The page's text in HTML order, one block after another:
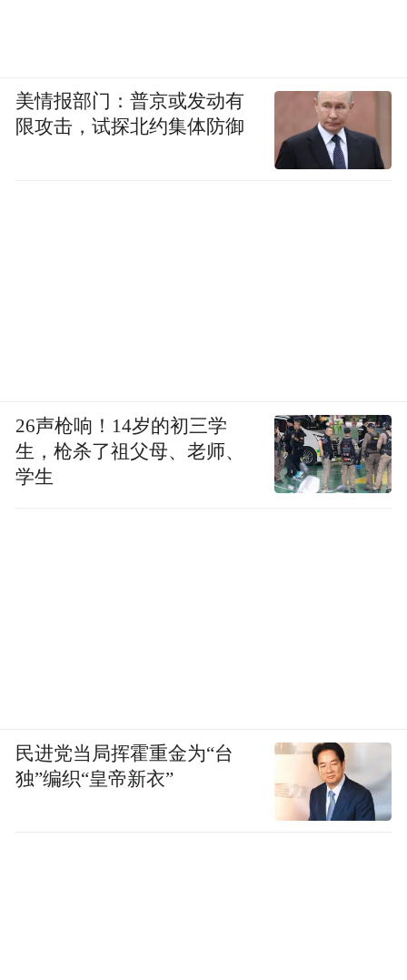
美情报部门：普京或发动有
限攻击，试探北约集体防御
26声枪响！14岁的初三学
生，枪杀了祖父母、老师、
学生
民进党当局挥霍重金为“台
独”编织“皇帝新衣”